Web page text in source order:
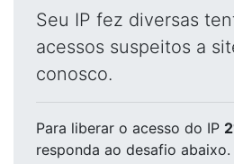
Seu IP fez diversas
acessos suspeitos a
conosco.
Para liberar o acesso do IP
responda ao desafio abaixo.